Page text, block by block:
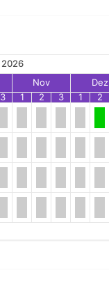
2026
Nov Dez
3 1 2 3 1 2